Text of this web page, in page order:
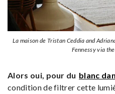
La maison de Tristan Ceddia and
Fennessy via
Alors oui, pour du blanc
condition de filtrer cette